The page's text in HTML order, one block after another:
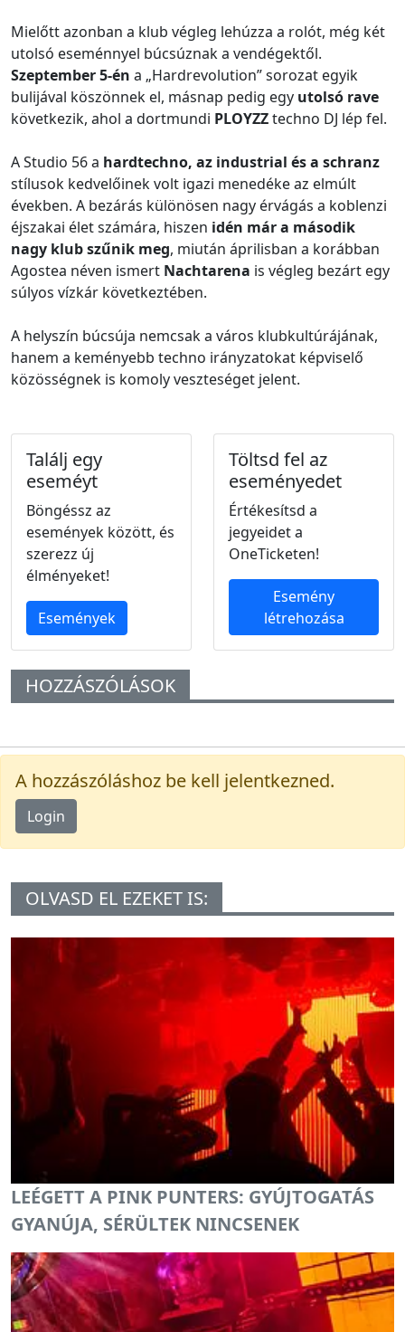
Mielőtt azonban a klub végleg lehúzza a rolót, még két
utolsó eseménnyel búcsúznak a vendégektől.
Szeptember 5-én a „Hardrevolution” sorozat egyik
bulijával köszönnek el, másnap pedig egy utolsó rave
következik, ahol a dortmundi PLOYZZtechno DJ lép fel.
A Studio 56 a hardtechno, az industrial és a schranz
stílusok kedvelőinek volt igazi menedéke az elmúlt
években. A bezárás különösen nagy érvágás a koblenzi
éjszakai élet számára, hiszen idén már a második
nagy klub szűnik meg, miután áprilisban a korábban
Agostea néven ismert Nachtarena is végleg bezárt egy
súlyos vízkár következtében.
A helyszín búcsúja nemcsak a város klubkultúrájának,
hanem a keményebb techno irányzatokat képviselő
közösségnek is komoly veszteséget jelent.
Találj egy
eseméyt
Böngéssz az
események között, és
szerezz új
élményeket!
Események
Töltsd fel az
eseményedet
Értékesítsd a
jegyeidet a
OneTicketen!
Esemény
létrehozása
HOZZÁSZÓLÁSOK
A hozzászóláshoz be kell jelentkezned.
Login
OLVASD EL EZEKET IS:
LEÉGETT A PINK PUNTERS: GYÚJTOGATÁS
GYANÚJA, SÉRÜLTEK NINCSENEK